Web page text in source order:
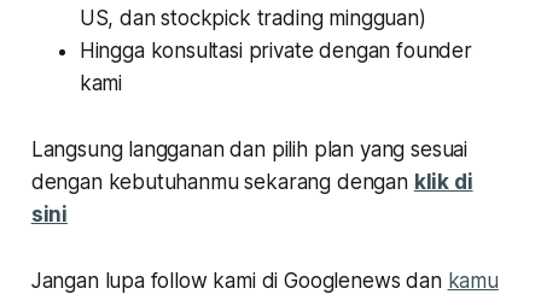
US, dan stockpick trading mingguan)
Hingga konsultasi private dengan founder
kami
Langsung langganan dan pilih plan yang sesuai
dengan kebutuhanmu sekarang dengan klik di
sini
Jangan lupa follow kami di Googlenews dan kamu